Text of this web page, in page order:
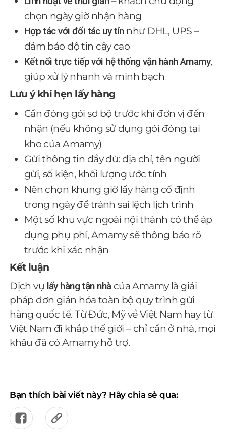
chọn ngày giờ nhận hàng
Hợp tác với đối tác uy tínnhư DHL, UPS –
đảm bảo độ tin cậy cao
Kết nối trực tiếp với hệ thống vận hành Amamy,
giúp xử lý nhanh và minh bạch
Lưu ý khi hẹn lấy hàng
Cần đóng gói sơ bộ trước khi đơn vị đến
nhận (nếu không sử dụng gói đóng tại
kho của Amamy)
Gửi thông tin đầy đủ: địa chỉ, tên người
gửi, số kiện, khối lượng ước tính
Nên chọn khung giờ lấy hàng cố định
trong ngày để tránh sai lệch lịch trình
Một số khu vực ngoài nội thành có thể áp
dụng phụ phí, Amamy sẽ thông báo rõ
trước khi xác nhận
Kết luận
Dịch vụ lấy hàng tận nhàcủa Amamy là giải
pháp đơn giản hóa toàn bộ quy trình gửi
hàng quốc tế. Từ Đức, Mỹ về Việt Nam hay từ
Việt Nam đi khắp thế giới – chỉ cần ở nhà, mọi
khâu đã có Amamy hỗ trợ.
Bạn thích bài viết này? Hãy chia sẻ qua: